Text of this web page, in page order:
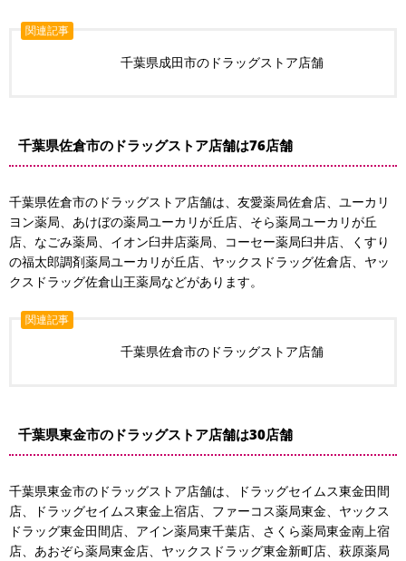
関連記事
千葉県成田市のドラッグストア店舗
千葉県佐倉市のドラッグストア店舗は76店舗
千葉県佐倉市のドラッグストア店舗は、友愛薬局佐倉店、ユーカリ
ヨン薬局、あけぼの薬局ユーカリが丘店、そら薬局ユーカリが丘
店、なごみ薬局、イオン臼井店薬局、コーセー薬局臼井店、くすり
の福太郎調剤薬局ユーカリが丘店、ヤックスドラッグ佐倉店、ヤッ
クスドラッグ佐倉山王薬局などがあります。
関連記事
千葉県佐倉市のドラッグストア店舗
千葉県東金市のドラッグストア店舗は30店舗
千葉県東金市のドラッグストア店舗は、ドラッグセイムス東金田間
店、ドラッグセイムス東金上宿店、ファーコス薬局東金、ヤックス
ドラッグ東金田間店、アイン薬局東千葉店、さくら薬局東金南上宿
店、あおぞら薬局東金店、ヤックスドラッグ東金新町店、萩原薬局